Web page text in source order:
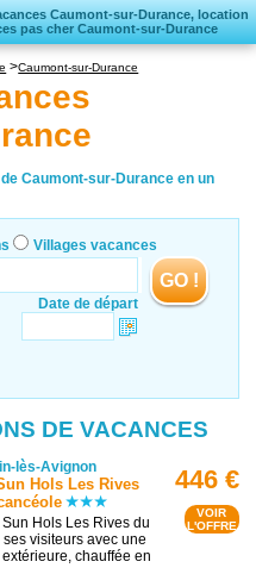
Caumont-sur-Durance, location
pas cher Caumont-sur-Durance
Caumont-sur-Durance
Caumont-sur-Durance en un
Villages vacances
Date de départ
GO !
DE VACANCES
lès-Avignon
Hols Les Rives
Hols Les Rives du
visiteurs avec une
chauffée en
446 €
VOIR
L'OFFRE